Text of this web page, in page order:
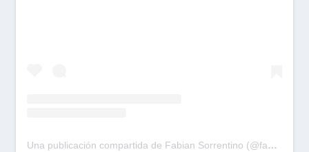
Una publicación compartida de Fabian Sorrentino (@fabiansonria)